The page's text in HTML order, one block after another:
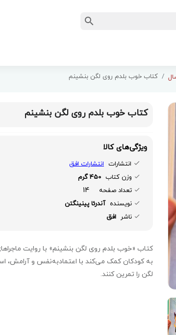
کتاب خوب بلدم روی لگن بنشینم
کتاب خوب بلدم روی لگن بنشینم
ویژگی‌های کالا
انتشارات انتشارات افق
وزن کتاب 450 گرم
تعداد صفحه
14
نویسنده آندرئا پینینگتن
ناشر افق
کتاب «خوب بلدم روی لگن بنشینم» با روایت
به کودکان کمک می‌کند با اعتمادبه‌نفس و آرامش،
لگن را تمرین کنند.